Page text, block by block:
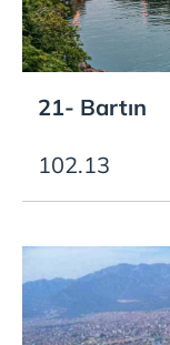
21- Bartın
102.13